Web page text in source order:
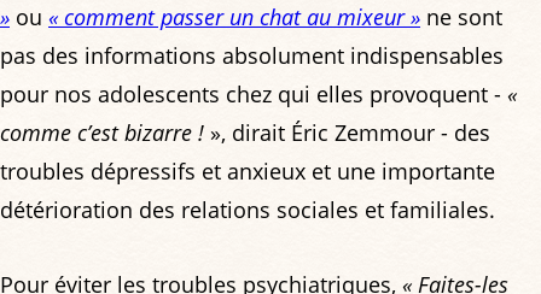
» ou « comment passer un chat au mixeur » ne sont
pas des informations absolument indispensables
pour nos adolescents chez qui elles provoquent - «
comme c’est bizarre ! », dirait Éric Zemmour - des
troubles dépressifs et anxieux et une importante
détérioration des relations sociales et familiales.
Pour éviter les troubles psychiatriques, « Faites-les